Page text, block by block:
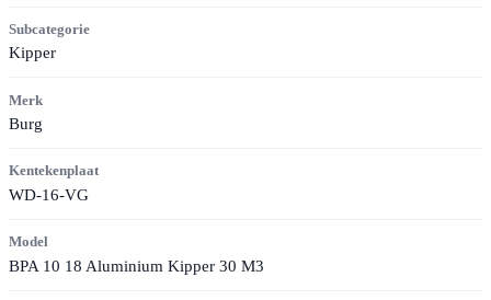
Subcategorie
Kipper
Merk
Burg
Kentekenplaat
WD-16-VG
Model
BPA 10 18 Aluminium Kipper 30 M3